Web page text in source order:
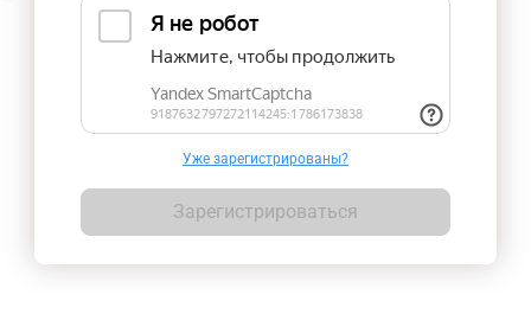
Уже зарегистрированы?
Зарегистрироваться